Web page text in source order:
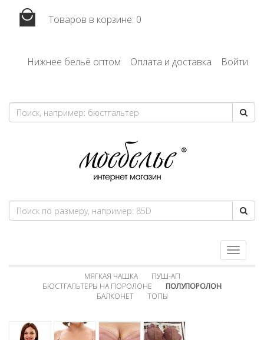
Товаров в корзине: 0
Нижнее бельё оптом Оплата и доставка Войти
Toggle
navigation
МЯГКАЯ ЧАШКА
ПУШ-АП
БЮСТГАЛЬТЕРЫ НА ПОРОЛОНЕ
ПОЛУПОРОЛОН
БАЛКОНЕТ
ТОПЫ